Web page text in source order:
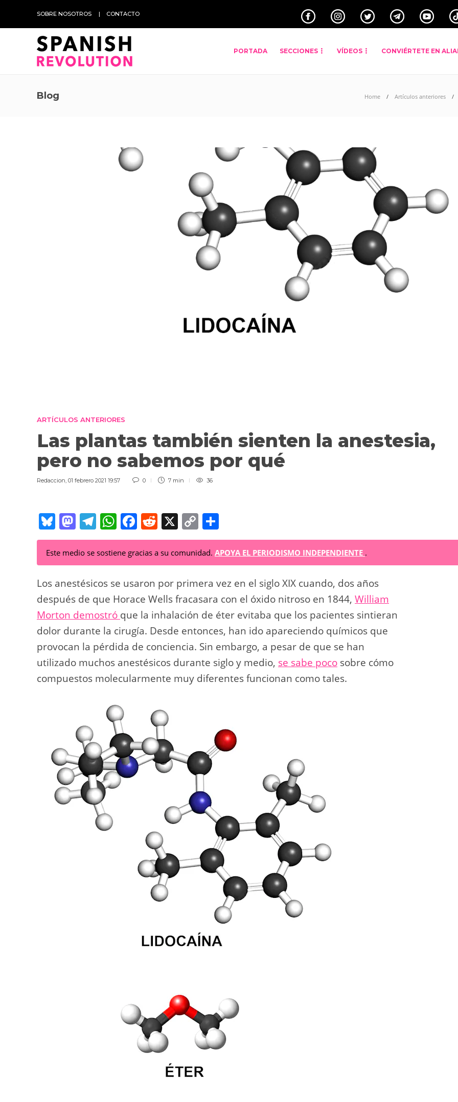
SOBRE NOSOTROS CONTACTO
PORTADA SECCIONES VÍDEOS CONVIÉRTETE EN
Blog Home Artículos anteriores
ARTÍCULOS ANTERIORES
Las plantas también sienten la anestesia,
pero no sabemos por qué
Redaccion, 01 febrero 2021 19:57 0 7 min 36
Bl
u
e
sk
y
M
a
st
o
d
o
n
T
el
e
gr
a
m
W
h
at
s
A
p
p
F
a
c
e
b
o
o
k
R
e
d
di
t
X C
o
p
y
Li
n
k
o
m
p
ar
tir
Este medio se sostiene gracias a su comunidad. APOYA EL PERIODISMO INDEPENDIENTE .
Los anestésicos se usaron por primera vez en el siglo XIX cuando, dos años
después de que Horace Wells fracasara con el óxido nitroso en 1844, William
Morton demostró que la inhalación de éter evitaba que los pacientes sintieran
dolor durante la cirugía. Desde entonces, han ido apareciendo químicos que
provocan la pérdida de conciencia. Sin embargo, a pesar de que se han
utilizado muchos anestésicos durante siglo y medio, se sabe poco sobre cómo
compuestos molecularmente muy diferentes funcionan como tales.